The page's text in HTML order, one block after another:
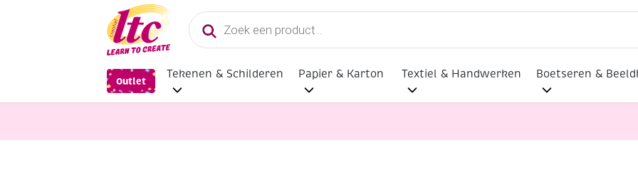
Producten
zoeken
Outlet
Tekenen & Schilderen Papier & Karton Textiel & Handwerken Boetseren &